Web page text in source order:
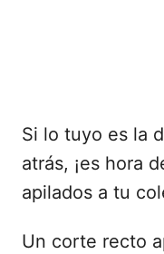
Si lo tuyo es la
atrás, ¡es hora
apilados a tu
Un corte recto